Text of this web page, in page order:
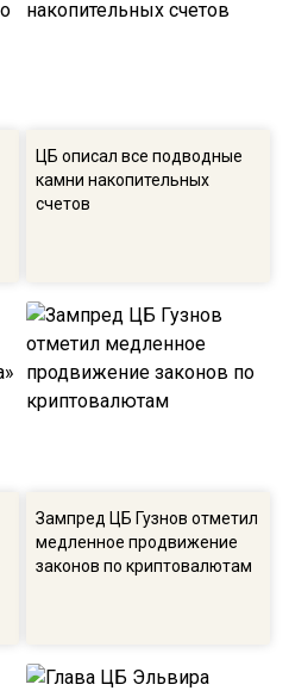
ЦБ описал все подводные
камни накопительных
счетов
Зампред ЦБ Гузнов отметил
медленное продвижение
законов по криптовалютам